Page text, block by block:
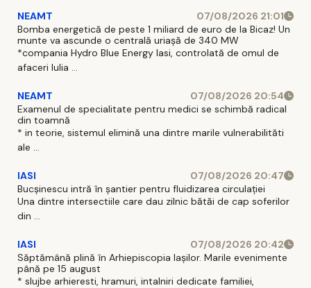
NEAMT
07/08/2026 21:01
Bomba energetică de peste 1 miliard de euro de la Bicaz! Un
munte va ascunde o centrală uriașă de 340 MW
*compania Hydro Blue Energy Iasi, controlată de omul de
afaceri Iulia ...
NEAMT
07/08/2026 20:54
Examenul de specialitate pentru medici se schimbă radical
din toamnă
* in teorie, sistemul elimină una dintre marile vulnerabilităti
ale ...
IASI
07/08/2026 20:47
Bucșinescu intră în șantier pentru fluidizarea circulației
Una dintre intersectiile care dau zilnic bătăi de cap soferilor
din ...
IASI
07/08/2026 20:42
Săptămână plină în Arhiepiscopia Iașilor. Marile evenimente
până pe 15 august
* slujbe arhieresti, hramuri, intalniri dedicate familiei,